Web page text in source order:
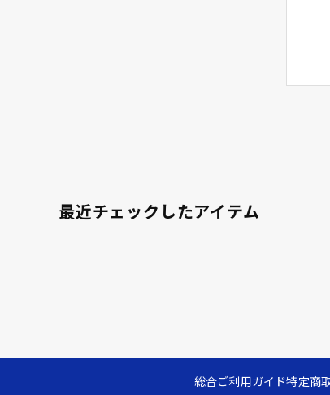
最近チェックしたアイテム
総合ご利用ガイド特定商